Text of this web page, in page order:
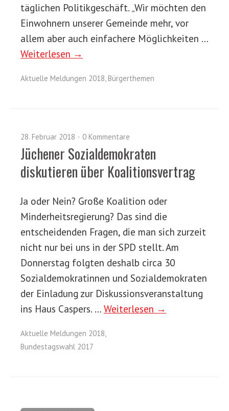
täglichen Politikgeschäft. „Wir möchten den
Einwohnern unserer Gemeinde mehr, vor
allem aber auch einfachere Möglichkeiten …
Weiterlesen →
Aktuelle Meldungen 2018, Bürgerthemen
28. Februar 2018 0 Kommentare
Jüchener Sozialdemokraten
diskutieren über Koalitionsvertrag
Ja oder Nein? Große Koalition oder
Minderheitsregierung? Das sind die
entscheidenden Fragen, die man sich zurzeit
nicht nur bei uns in der SPD stellt. Am
Donnerstag folgten deshalb circa 30
Sozialdemokratinnen und Sozialdemokraten
der Einladung zur Diskussionsveranstaltung
ins Haus Caspers. … Weiterlesen →
Aktuelle Meldungen 2018,
Bundestagswahl 2017